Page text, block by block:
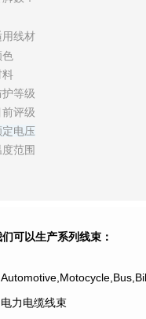
用线材
色
料
护等级
前评级
定电压
度范围
可以生产系列线束：
力电缆线束